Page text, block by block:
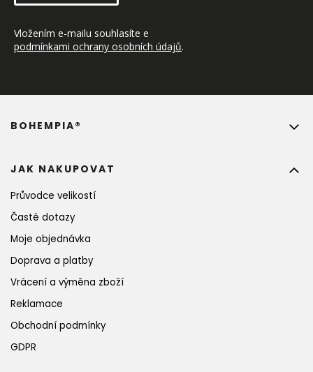
Vložením e-mailu souhlasíte e
podmínkami ochrany osobních údajů.
JAK NAKUPOVAT
Průvodce velikostí
Časté dotazy
Moje objednávka
Doprava a platby
Vrácení a výměna zboží
Reklamace
Obchodní podmínky
GDPR
BOHEMPIA®